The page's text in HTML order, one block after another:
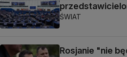
ŚWIAT
Rosjanie "nie